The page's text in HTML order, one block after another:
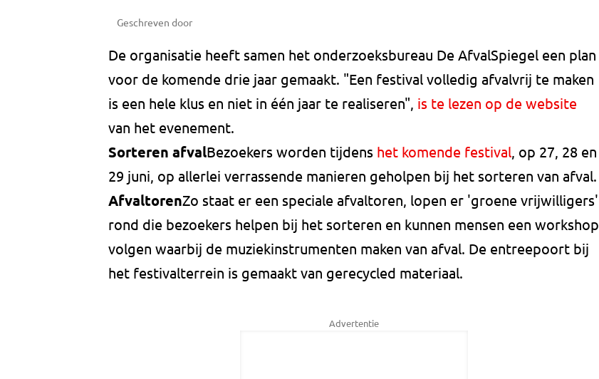
Geschreven door
De organisatie heeft samen het onderzoeksbureau De AfvalSpiegel een plan
voor de komende drie jaar gemaakt. "Een festival volledig afvalvrij te maken
is een hele klus en niet in één jaar te realiseren", is te lezen op de website
van het evenement.
Sorteren afvalBezoekers worden tijdens het komende festival, op 27, 28 en
29 juni, op allerlei verrassende manieren geholpen bij het sorteren van afval.
AfvaltorenZo staat er een speciale afvaltoren, lopen er 'groene vrijwilligers'
rond die bezoekers helpen bij het sorteren en kunnen mensen een workshop
volgen waarbij de muziekinstrumenten maken van afval. De entreepoort bij
het festivalterrein is gemaakt van gerecycled materiaal.
Advertentie